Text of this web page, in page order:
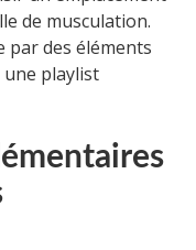
de musculation.
des éléments
playlist